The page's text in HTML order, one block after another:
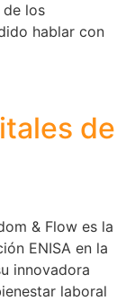
de los
hablar con
de
& Flow es la
ENISA en la
innovadora
laboral